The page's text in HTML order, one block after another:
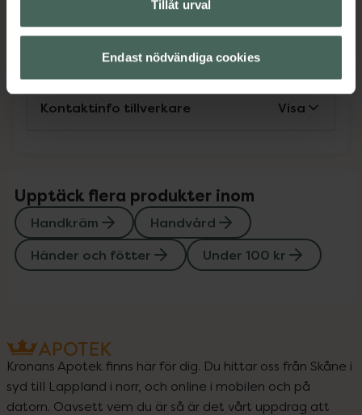
Tillåt urval
Endast nödvändiga cookies
Instruktioner
Kontaktinfo tillverkare Visa
Upptäck flera produkter inom
Handkräm
Handvård
Händer och fötter
Under 100 kr
Kronans Apotek finns här för dig. Du hittar oss från Skåne i
syd till Lappland i norr, och online i mobilen och på
datorn. Oavsett vem du är så är det vårt uppdrag att